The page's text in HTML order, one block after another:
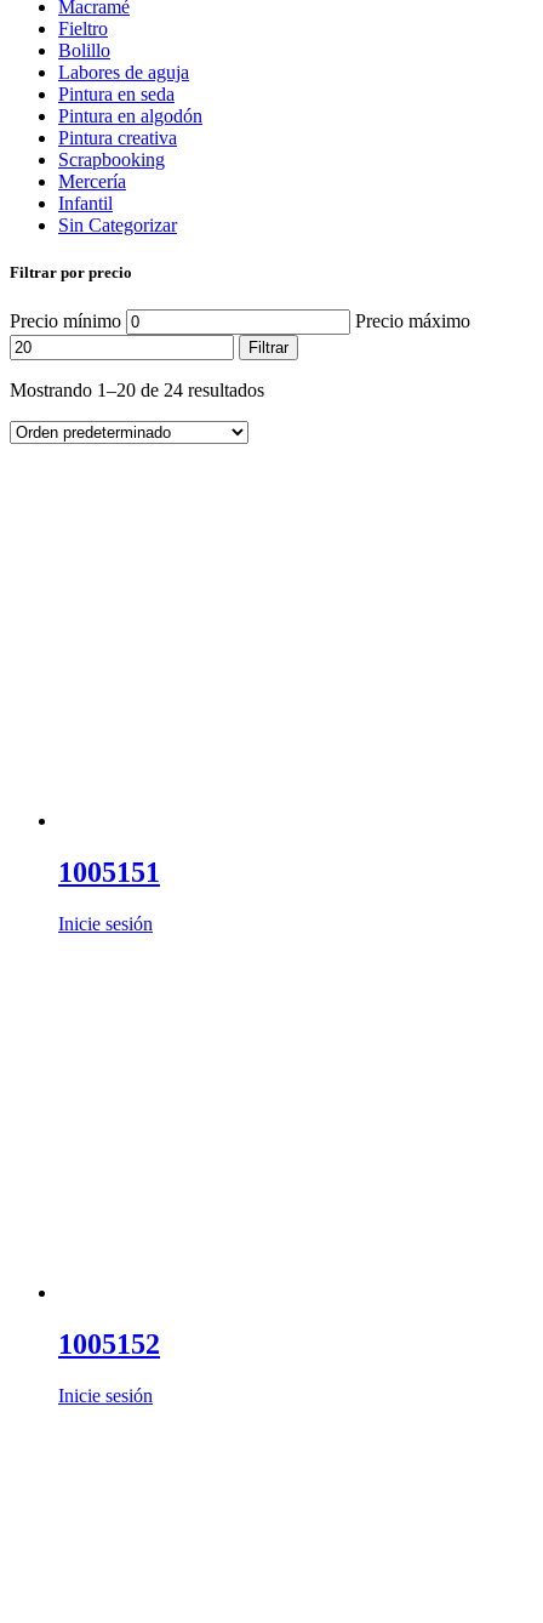
Macramé
Fieltro
Bolillo
Labores de aguja
Pintura en seda
Pintura en algodón
Pintura creativa
Scrapbooking
Mercería
Infantil
Sin Categorizar
Filtrar por precio
Precio mínimo Precio máximo
Filtrar
Mostrando 1–20 de 24 resultados
1005151
Inicie sesión
1005152
Inicie sesión